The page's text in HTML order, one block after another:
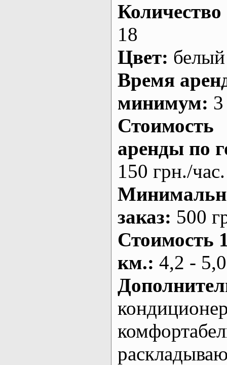
Количество
18
Цвет: белый
Время
минимум:
Стоимость
аренды по
150 грн./час.
заказ: 500
Стоимость
км.: 4,2 -